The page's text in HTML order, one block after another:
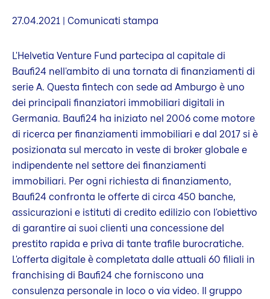
27.04.2021 | Comunicati stampa
L'Helvetia Venture Fund partecipa al capitale di
Baufi24 nell'ambito di una tornata di finanziamenti di
serie A. Questa fintech con sede ad Amburgo è uno
dei principali finanziatori immobiliari digitali in
Germania. Baufi24 ha iniziato nel 2006 come motore
di ricerca per finanziamenti immobiliari e dal 2017 si è
posizionata sul mercato in veste di broker globale e
indipendente nel settore dei finanziamenti
immobiliari. Per ogni richiesta di finanziamento,
Baufi24 confronta le offerte di circa 450 banche,
assicurazioni e istituti di credito edilizio con l'obiettivo
di garantire ai suoi clienti una concessione del
prestito rapida e priva di tante trafile burocratiche.
L'offerta digitale è completata dalle attuali 60 filiali in
franchising di Baufi24 che forniscono una
consulenza personale in loco o via video. Il gruppo